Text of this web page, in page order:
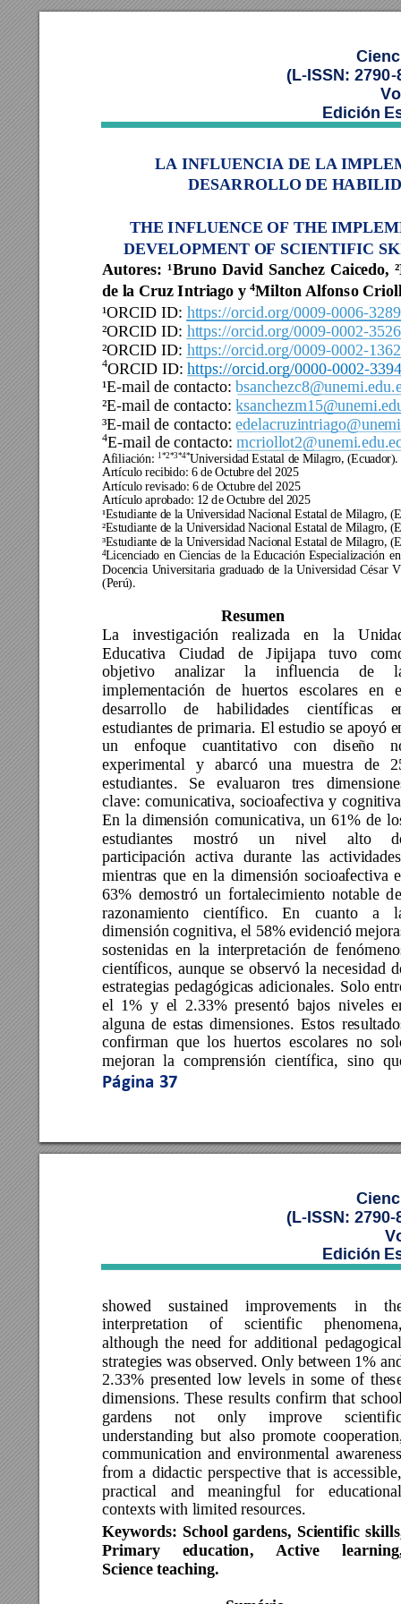
(L-ISSN: 2790-
Edición
Página 37
LA INFLUENCIA DE LA
DESARROLLO DE
THE INFLUENCE OF THE
DEVELOPMENT OF SCIENTIFIC
Autores: ¹Bruno David Sanchez Caicedo,
de la Cruz Intriago y 4Milton Alfonso
¹ORCID ID: https://orcid.org/0009-0006-
²ORCID ID: https://orcid.org/0009-0002-
²ORCID ID: https://orcid.org/0009-0002-
4ORCID ID: https://orcid.org/0000-0002-
¹E-mail de contacto:
²E-mail de contacto:
³E-mail de contacto:
4E-mail de contacto:
Afiliación: 1*2*3*4*Universidad Estatal de Milagro, (Ecuador).
Artículo recibido: 6 de Octubre del 2025
Artículo revisado: 6 de Octubre del 2025
Artículo aprobado: 12 de Octubre del 2025
¹Estudiante de la Universidad Nacional Estatal de Milagro,
²Estudiante de la Universidad Nacional Estatal de Milagro,
³Estudiante de la Universidad Nacional Estatal de Milagro,
4Licenciado en Ciencias de la Educación Especialización
Docencia Universitaria graduado de la Universidad César
(Perú).
Resumen
La investigación realizada en la
Educativa
Ciudad de Jipijapa tuvo
objetivo
analizar la influencia de
implementación de huertos escolares en
desarrollo
de habilidades científicas
estudiantes de primaria. El estudio se apoyó
un
enfoque cuantitativo con diseño
experimental y abarcó una muestra de
estudiantes.
Se evaluaron tres
clave: comunicativa, socioafectiva y c
En la dimensión comunicativa, un 61% de
estudiantes
mostró un nivel alto
participación activa durante las
mientras que en la dimensión socioafectiva
63% demostró un fortalecimiento notable d
razonamiento
científico. En cuanto a
dimensión cognitiva, el 58% evidenció
sostenidas en la interpretación de fe
científicos, aunque se observó la necesidad d
estrategias pedagógicas adicionales. Solo
el 1% y el 2.33% presentó bajos niveles
alguna de estas dimensiones. Estos
confirman que los huertos escolares no
mejoran la comprensión científica, sino
(L-ISSN:
Edición
showed sustained improvements in
interpretation
of scientific
although the need for additional
strategies was observed. Only between 1%
2.33% presented low levels in some of
dimensions. These results confirm that
gardens
not only improve
understanding but also promote
communication and environmental
from a didactic perspective that is
practical
and meaningful for
contexts with limited resources.
Keywords: School gardens, Scientific
Primary
education, Active l
Science teaching.